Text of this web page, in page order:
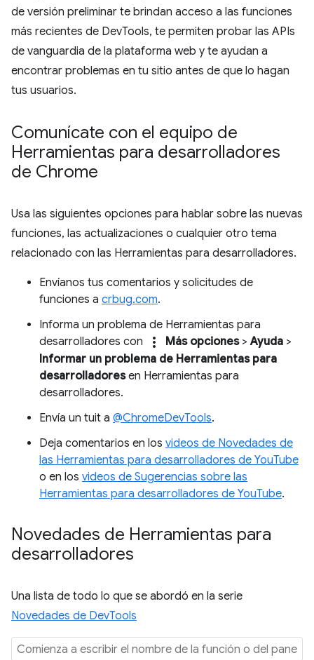
de versión preliminar te brindan acceso a las funciones
más recientes de DevTools, te permiten probar las APIs
de vanguardia de la plataforma web y te ayudan a
encontrar problemas en tu sitio antes de que lo hagan
tus usuarios.
Comunícate con el equipo de
Herramientas para desarrolladores
de Chrome
Usa las siguientes opciones para hablar sobre las nuevas
funciones, las actualizaciones o cualquier otro tema
relacionado con las Herramientas para desarrolladores.
Envíanos tus comentarios y solicitudes de
funciones a crbug.com.
Informa un problema de Herramientas para
desarrolladores con
more_vert Más opciones>Ayuda >
Informar un problema de Herramientas para
desarrolladoresen Herramientas para
desarrolladores.
Envía un tuit a @ChromeDevTools.
Deja comentarios en los videos de Novedades de
las Herramientas para desarrolladores de YouTube
o en los videos de Sugerencias sobre las
Herramientas para desarrolladores de YouTube.
Novedades de Herramientas para
desarrolladores
Una lista de todo lo que se abordó en la serie
Novedades de DevTools